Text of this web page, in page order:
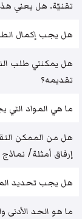
تقنيّة. هل يعني
هل يجب إكمال
هل يمكنني طلب
تقديمه؟
ما هي المواد التي
هل من الممكن
إرفاق أمثلة/
هل يجب تحديد
ما هو الحد الأدنى